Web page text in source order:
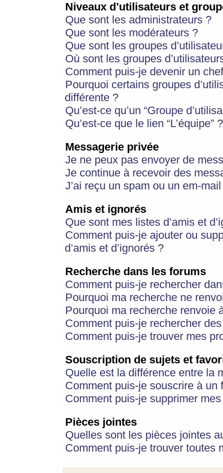
Niveaux d’utilisateurs et
Que sont les administrateurs ?
Que sont les modérateurs ?
Que sont les groupes
Où sont les groupes
Comment puis-je devenir un
Pourquoi certains groupes
différente ?
Qu’est-ce qu’un “Groupe
Qu’est-ce que le lien “L’équipe” ?
Messagerie privée
Je ne peux pas envoyer de
Je continue à recevoir des
J’ai reçu un spam ou un em-
Amis et ignorés
Que sont mes listes d’amis et
Comment puis-je ajouter ou
d’amis et d’ignorés ?
Recherche dans les forums
Comment puis-je rechercher
Pourquoi ma recherche ne
Pourquoi ma recherche renvoie
Comment puis-je rechercher
Comment puis-je trouver mes
Souscription de sujets et
Quelle est la différence entre la
Comment puis-je souscrire à
Comment puis-je supprimer
Pièces jointes
Quelles sont les pièces jointes
Comment puis-je trouver toutes